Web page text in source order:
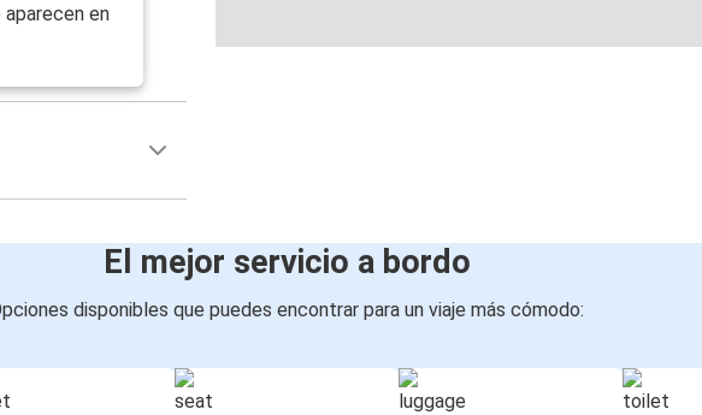
aparecen en
El mejor servicio a bordo
disponibles que puedes encontrar para un viaje más cómodo: